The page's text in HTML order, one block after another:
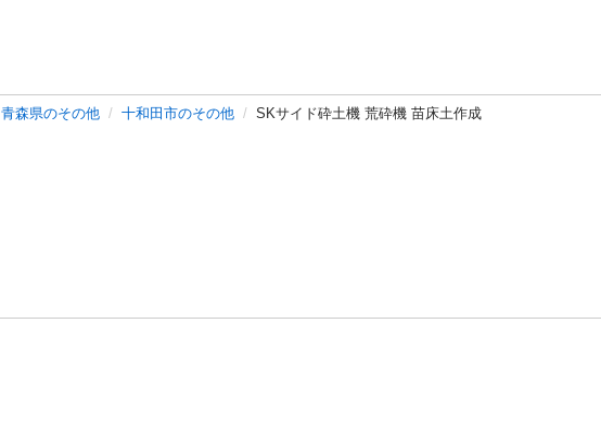
青森県のその他 十和田市のその他 SKサイド砕土機 荒砕機 苗床土作成